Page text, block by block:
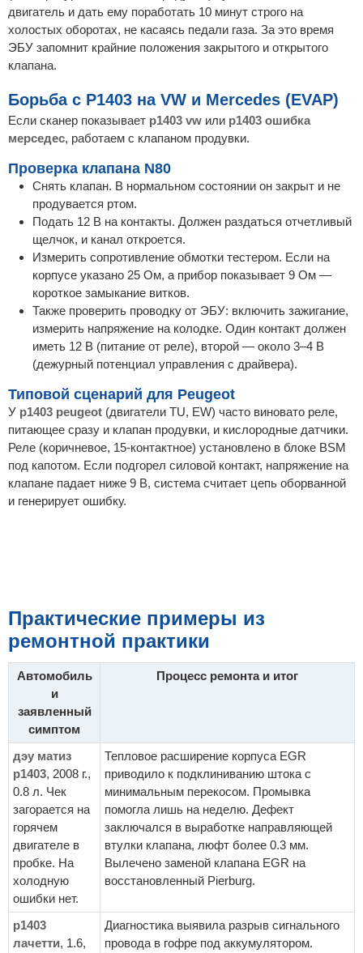
двигатель и дать ему поработать 10 минут строго на
холостых оборотах, не касаясь педали газа. За это время
ЭБУ запомнит крайние положения закрытого и открытого
клапана.
Борьба с P1403 на VW и Mercedes (EVAP)
Если сканер показывает p1403 vw или p1403 ошибка
мерседес, работаем с клапаном продувки.
Проверка клапана N80
Снять клапан. В нормальном состоянии он закрыт и не
продувается ртом.
Подать 12 В на контакты. Должен раздаться отчетливый
щелчок, и канал откроется.
Измерить сопротивление обмотки тестером. Если на
корпусе указано 25 Ом, а прибор показывает 9 Ом —
короткое замыкание витков.
Также проверить проводку от ЭБУ: включить зажигание,
измерить напряжение на колодке. Один контакт должен
иметь 12 В (питание от реле), второй — около 3–4 В
(дежурный потенциал управления с драйвера).
Типовой сценарий для Peugeot
У p1403 peugeot (двигатели TU, EW) часто виновато реле,
питающее сразу и клапан продувки, и кислородные датчики.
Реле (коричневое, 15-контактное) установлено в блоке BSM
под капотом. Если подгорел силовой контакт, напряжение на
клапане падает ниже 9 В, система считает цепь оборванной
и генерирует ошибку.
Практические примеры из
ремонтной практики
Автомобиль
и
заявленный
симптом
Процесс ремонта и итог
дэу матиз
p1403, 2008 г.,
0.8 л. Чек
загорается на
горячем
двигателе в
пробке. На
холодную
ошибки нет.
Тепловое расширение корпуса EGR
приводило к подклиниванию штока с
минимальным перекосом. Промывка
помогла лишь на неделю. Дефект
заключался в выработке направляющей
втулки клапана, люфт более 0.3 мм.
Вылечено заменой клапана EGR на
восстановленный Pierburg.
p1403
лачетти, 1.6,
Диагностика выявила разрыв сигнального
провода в гофре под аккумулятором.